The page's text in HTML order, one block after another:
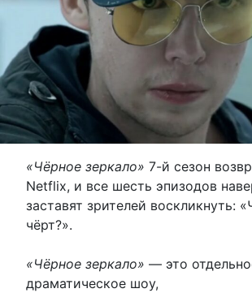
«Чёрное зеркало» 7-й сезон
Netflix, и все шесть эпизодов
заставят зрителей воскликнуть:
чёрт?».
«Чёрное зеркало» — это
драматическое шоу,